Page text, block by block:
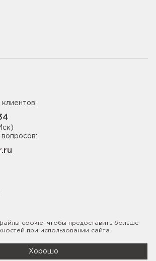
клиентов:
вопросов:
cookie , чтобы предоставить больше
при использовании сайта
Хорошо